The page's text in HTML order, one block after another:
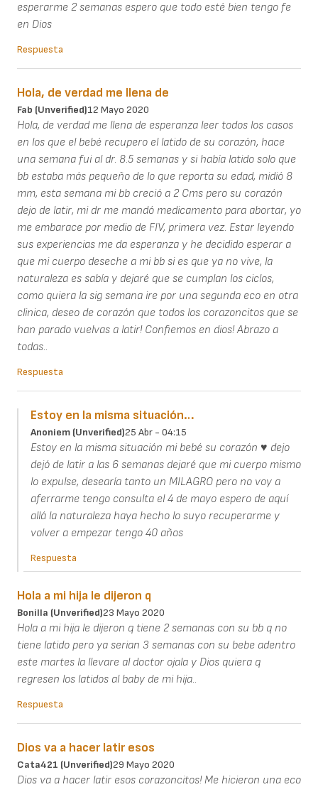
esperarme 2 semanas espero que todo esté bien tengo fe
en Dios
Respuesta
Hola, de verdad me llena de
Fab (unverified)12 Mayo 2020
Hola, de verdad me llena de esperanza leer todos los casos
en los que el bebé recupero el latido de su corazón, hace
una semana fui al dr. 8.5 semanas y si había latido solo que
bb estaba más pequeño de lo que reporta su edad, midió 8
mm, esta semana mi bb creció a 2 Cms pero su corazón
dejo de latir, mi dr me mandó medicamento para abortar, yo
me embarace por medio de FIV, primera vez. Estar leyendo
sus experiencias me da esperanza y he decidido esperar a
que mi cuerpo deseche a mi bb si es que ya no vive, la
naturaleza es sabía y dejaré que se cumplan los ciclos,
como quiera la sig semana ire por una segunda eco en otra
clinica, deseo de corazón que todos los corazoncitos que se
han parado vuelvas a latir! Confiemos en dios! Abrazo a
todas..
Respuesta
Estoy en la misma situación…
Anoniem (unverified)25 Abr - 04:15
Estoy en la misma situación mi bebé su corazón ♥️ dejo
dejó de latir a las 6 semanas dejaré que mi cuerpo mismo
lo expulse, desearía tanto un MILAGRO pero no voy a
aferrarme tengo consulta el 4 de mayo espero de aquí
allá la naturaleza haya hecho lo suyo recuperarme y
volver a empezar tengo 40 años
Respuesta
Hola a mi hija le dijeron q
Bonilla (unverified)23 Mayo 2020
Hola a mi hija le dijeron q tiene 2 semanas con su bb q no
tiene latido pero ya serian 3 semanas con su bebe adentro
este martes la llevare al doctor ojala y Dios quiera q
regresen los latidos al baby de mi hija..
Respuesta
Dios va a hacer latir esos
Cata421 (unverified)29 Mayo 2020
Dios va a hacer latir esos corazoncitos! Me hicieron una eco